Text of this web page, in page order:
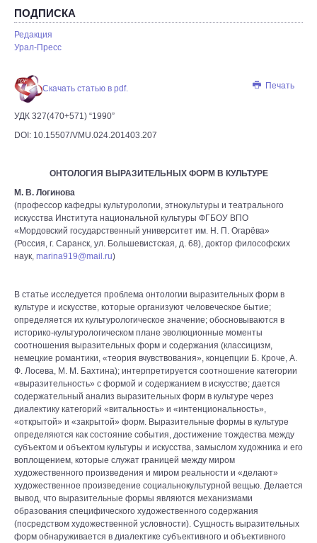
ПОДПИСКА
Редакция
Урал-Пресс
Печать
Скачать статью в pdf.
УДК 327(470+571) “1990”
DOI: 10.15507/VMU.024.201403.207
ОНТОЛОГИЯ ВЫРАЗИТЕЛЬНЫХ ФОРМ В КУЛЬТУРЕ
М. В. Логинова
(профессор кафедры культурологии, этнокультуры и театрального
искусства Института национальной культуры ФГБОУ ВПО
«Мордовский государственный университет им. Н. П. Огарёва»
(Россия, г. Саранск, ул. Большевистская, д. 68), доктор философских
наук, marina919@mail.ru)
В статье исследуется проблема онтологии выразительных форм в
культуре и искусстве, которые организуют человеческое бытие;
определяется их культурологическое значение; обосновываются в
историко-культурологическом плане эволюционные моменты
соотношения выразительных форм и содержания (классицизм,
немецкие романтики, «теория вчувствования», концепции Б. Кроче, А.
Ф. Лосева, М. М. Бахтина); интерпретируется соотношение категории
«выразительность» с формой и содержанием в искусстве; дается
содержательный анализ выразительных форм в культуре через
диалектику категорий «витальность» и «интенциональность»,
«открытой» и «закрытой» форм. Выразительные формы в культуре
определяются как состояние события, достижение тождества между
субъектом и объектом культуры и искусства, замыслом художника и его
воплощением, которые служат границей между миром
художественного произведения и миром реальности и «делают»
художественное произведение социальнокультурной вещью. Делается
вывод, что выразительные формы являются механизмами
образования специфического художественного содержания
(посредством художественной условности). Сущность выразительных
форм обнаруживается в диалектике субъективного и объективного